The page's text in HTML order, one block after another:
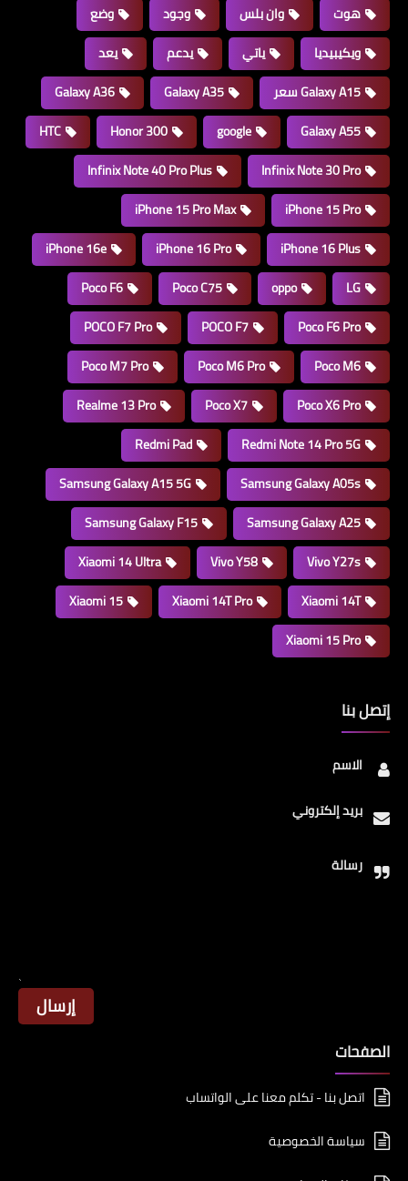
هوت
وان بلس وجود
وضع
ويكيبيديا
ياتي يدعم
يعد
Galaxy A15 سعر
Galaxy A35
Galaxy A36
Galaxy A55
google
Honor 300
HTC
Infinix Note 30 Pro
Infinix Note 40 Pro Plus
iPhone 15 Pro
iPhone 15 Pro Max
iPhone 16 Plus
iPhone 16 Pro
iPhone 16e
LG
oppo
Poco C75
Poco F6
Poco F6 Pro
POCO F7
POCO F7 Pro
Poco M6
Poco M6 Pro
Poco M7 Pro
Poco X6 Pro
Poco X7
Realme 13 Pro
Redmi Note 14 Pro 5G
Redmi Pad
Samsung Galaxy A05s
Samsung Galaxy A15 5G
Samsung Galaxy A25
Samsung Galaxy F15
Vivo Y27s
Vivo Y58
Xiaomi 14 Ultra
Xiaomi 14T
Xiaomi 14T Pro
Xiaomi 15
Xiaomi 15 Pro
إتصل بنا
الاسم
بريد إلكتروني
رسالة
الصفحات
اتصل بنا - تكلم معنا على الواتساب
سياسة الخصوصية